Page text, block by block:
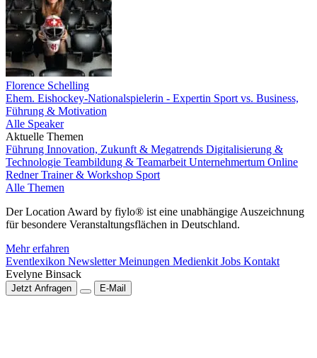
Florence Schelling
Ehem. Eishockey-Nationalspielerin - Expertin Sport vs. Business,
Führung & Motivation
Alle Speaker
Aktuelle Themen
Führung Innovation, Zukunft & Megatrends Digitalisierung &
Technologie Teambildung & Teamarbeit Unternehmertum Online
RednerTrainer & Workshop Sport
Alle Themen
Der Location Award by fiylo® ist eine unabhängige Auszeichnung
für besondere Veranstaltungsflächen in Deutschland.
Mehr erfahren
Eventlexikon NewsletterMeinungen Medienkit Jobs Kontakt
Evelyne Binsack
Jetzt Anfragen E-Mail